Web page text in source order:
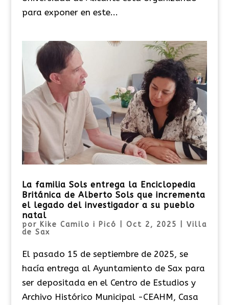
para exponer en este...
La familia Sols entrega la Enciclopedia
Británica de Alberto Sols que incrementa
el legado del investigador a su pueblo
natal
por Kike Camilo i Picó Oct 2, 2025
Villa
de Sax
El pasado 15 de septiembre de 2025, se
hacía entrega al Ayuntamiento de Sax para
ser depositada en el Centro de Estudios y
Archivo Histórico Municipal -CEAHM, Casa